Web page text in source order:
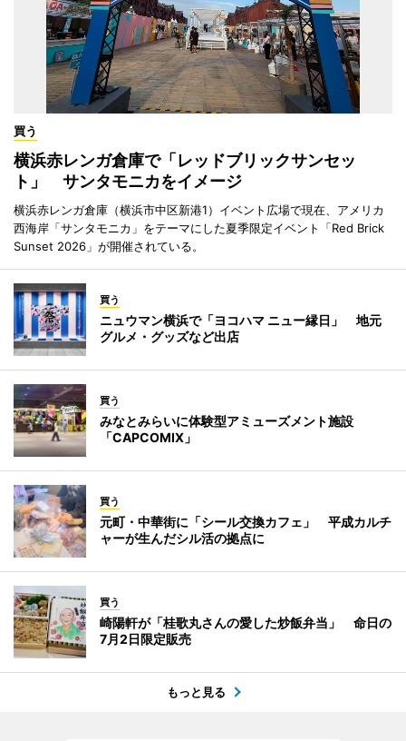
買う
横浜赤レンガ倉庫で「レッドブリックサンセッ
ト」 サンタモニカをイメージ
横浜赤レンガ倉庫（横浜市中区新港1）イベント広場で現在、アメリカ
西海岸「サンタモニカ」をテーマにした夏季限定イベント「Red Brick
Sunset 2026」が開催されている。
買う
ニュウマン横浜で「ヨコハマ ニュー縁日」 地元
グルメ・グッズなど出店
買う
みなとみらいに体験型アミューズメント施設
「CAPCOMIX」
買う
元町・中華街に「シール交換カフェ」 平成カルチ
ャーが生んだシル活の拠点に
買う
崎陽軒が「桂歌丸さんの愛した炒飯弁当」 命日の
7月2日限定販売
もっと見る